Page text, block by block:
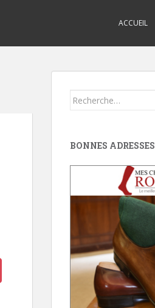
ACCUEIL
Search
BONNES ADRESSES